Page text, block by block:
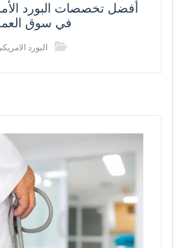
أفضل تخصصات البورد
في سوق
البورد